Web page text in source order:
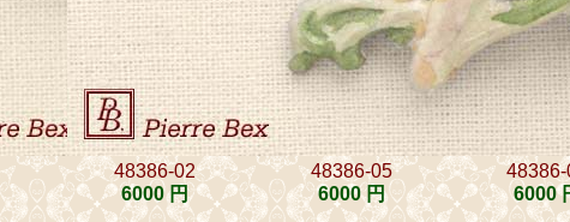
48386-02
6000 円
48386-05
6000 円
48386-
6000